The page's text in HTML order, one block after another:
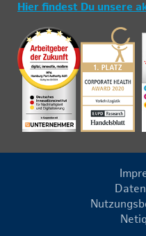
Hier findest Du unsere